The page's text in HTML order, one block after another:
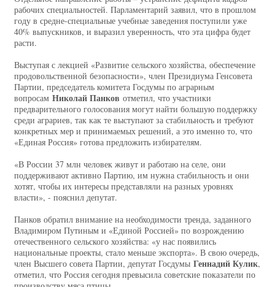
рабочих специальностей. Парламентарий заявил, что в прошлом
году в средне-специальные учебные заведения поступили уже
40% выпускников, и выразил уверенность, что эта цифра будет
расти.
Выступая с лекцией «Развитие сельского хозяйства, обеспечение
продовольственной безопасности», член Президиума Генсовета
Партии, председатель комитета Госдумы по аграрным
вопросам Николай Панков отметил, что участники
предварительного голосования могут найти большую поддержку
среди аграриев, так как те выступают за стабильность и требуют
конкретных мер и принимаемых решений, а это именно то, что
«Единая Россия» готова предложить избирателям.
«В России 37 млн человек живут и работаю на селе, они
поддерживают активно Партию, им нужна стабильность и они
хотят, чтобы их интересы представляли на разных уровнях
власти», - пояснил депутат.
Панков обратил внимание на необходимости тренда, заданного
Владимиром Путиным и «Единой Россией» по возрождению
отечественного сельского хозяйства: «у нас появились
национальные проекты, стало меньше экспорта». В свою очередь,
член Высшего совета Партии, депутат Госдумы Геннадий Кулик,
отметил, что Россия сегодня превысила советские показатели по